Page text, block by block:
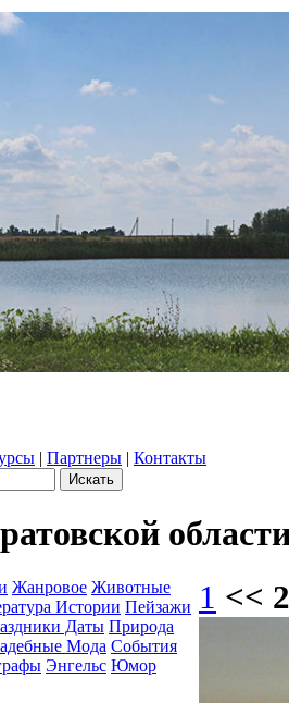
| Партнеры | Контакты
Жанровое Животные
Истории Пейзажи
Даты Природа
Мода События
Энгельс Юмор
1 <<